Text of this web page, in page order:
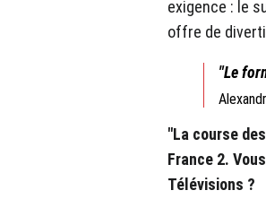
exigence : le
offre de
"Le
"La course
France 2.
Télévisions ?